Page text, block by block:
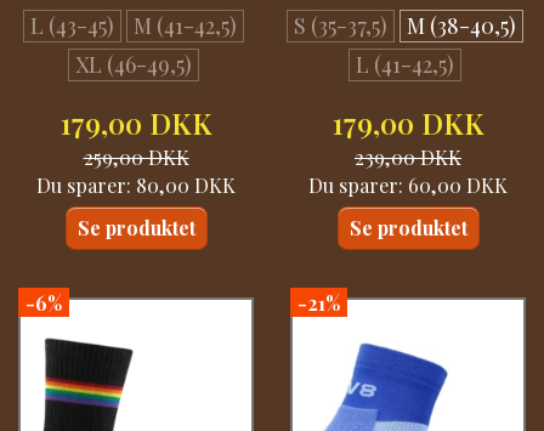
L (43-45)
M (41-42,5)
XL (46-49,5)
179,00 DKK
259,00 DKK
Du sparer: 80,00 DKK
Se produktet
S (35-37,5)
M (38-40,5)
L (41-42,5)
179,00 DKK
239,00 DKK
Du sparer: 60,00 DKK
Se produktet
-6% -21%